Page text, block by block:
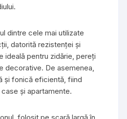
dintre cele mai utilizate
datorită rezistenței și
ideală pentru zidărie, pereți
decorative. De asemenea,
și fonică eficientă, fiind
și apartamente.